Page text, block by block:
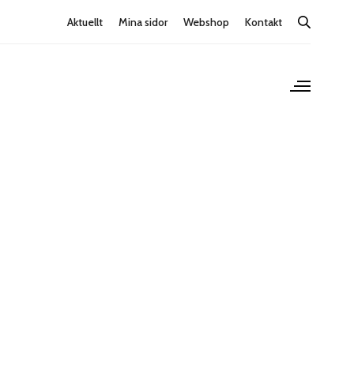
Aktuellt Mina sidor Webshop Kontakt